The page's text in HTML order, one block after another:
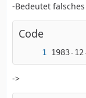
-Bedeutet
Code
1983-
->